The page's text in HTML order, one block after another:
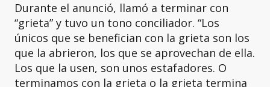
Durante el anunció, llamó a terminar con
“grieta” y tuvo un tono conciliador. “Los
únicos que se benefician con la grieta son los
que la abrieron, los que se aprovechan de ella.
Los que la usen, son unos estafadores. O
terminamos con la grieta o la grieta termina